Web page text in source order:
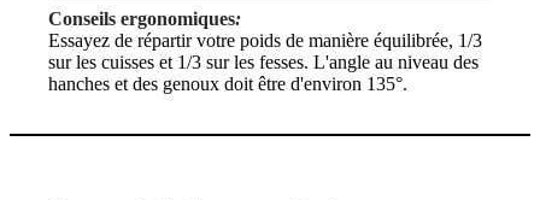
Conseils ergonomiques:
Essayez de répartir votre poids de manière équilibrée, 1/3
sur les cuisses et 1/3 sur les fesses. L'angle au niveau des
hanches et des genoux doit être d'environ 135°.